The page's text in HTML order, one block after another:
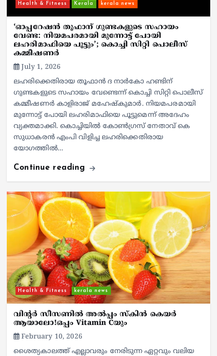
Health & Fitness Kerala kerala news
‘ഓപ്പറേഷൻ തൂഫാന് ഗുണ്ടകളുടെ സഹായം
വേണ്ട: നിയമപരമായി മുന്നോട്ട് പോയി
ലഹരിമാഫിയെ പൂട്ടും’; കൊച്ചി സിറ്റി പൊലീസ്
കമ്മീഷണർ
July 1, 2026
ലഹരിക്കെതിരായ തൂഫാൻ ദ നാർകോ ഹണ്ടിന്
ഗുണ്ടകളുടെ സഹായം വേണ്ടെന്ന് കൊച്ചി സിറ്റി പൊലീസ്
കമ്മീഷണർ കാളിരാജ് മഹേഷ്കുമാർ. നിയമപരമായി
മുന്നോട്ട് പോയി ലഹരിമാഫിയെ പൂട്ടുമെന്ന് അദേഹം
വ്യക്തമാക്കി. കൊച്ചിയിൽ കോൺഗ്രസ് നേതാവ് കെ
സുധാകരൻ എംപി വിളിച്ച ലഹരിക്കെതിരായ
യോഗത്തിൽ…
Continue reading
Health & Fitness kerala news
വിന്റർ സീസണിൽ അൽപ്പം സ്കിൻ കെയർ
ആയാലോ!ഒപ്പം Vitamin Cയും
February 10, 2026
ശൈത്യകാലത്ത് എല്ലാവരും നേരിടുന്ന ഏറ്റവും വലിയ